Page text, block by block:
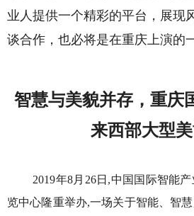
业人提供一个精彩的平台，展现
谈合作，也必将是在重庆上演的
智慧与美貌并存，重庆
来西部大型
2019年8月26日,中国国际智能
览中心隆重举办,一场关于智能、智